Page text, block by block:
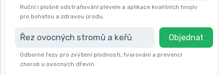
Ruční i plošné odstraňování plevele a aplikace kvalitních hnojiv
pro bohatou a zdravou úrodu.
Řez ovocných stromů a keřů Objednat
Odborné řezy pro zvýšení plodnosti, tvarování a prevenci
chorob u ovocných dřevin.